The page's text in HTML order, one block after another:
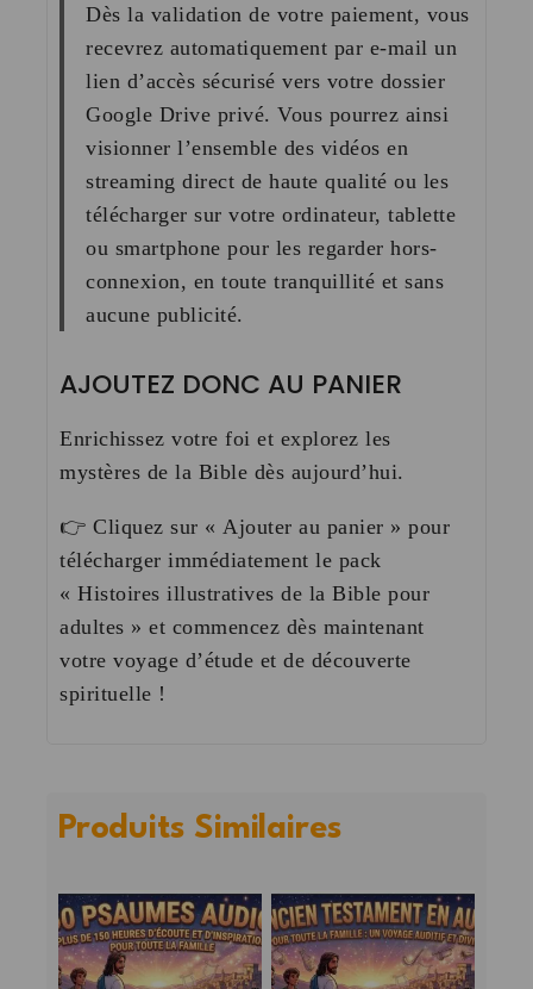
Dès la validation de votre paiement, vous
recevrez automatiquement par e-mail un
lien d’accès sécurisé vers votre dossier
Google Drive privé. Vous pourrez ainsi
visionner l’ensemble des vidéos en
streaming direct de haute qualité ou les
télécharger sur votre ordinateur, tablette
ou smartphone pour les regarder hors-
connexion, en toute tranquillité et sans
aucune publicité.
AJOUTEZ DONC AU PANIER
Enrichissez votre foi et explorez les
mystères de la Bible dès aujourd’hui.
👉 Cliquez sur « Ajouter au panier » pour
télécharger immédiatement le pack
« Histoires illustratives de la Bible pour
adultes » et commencez dès maintenant
votre voyage d’étude et de découverte
spirituelle !
Produits Similaires